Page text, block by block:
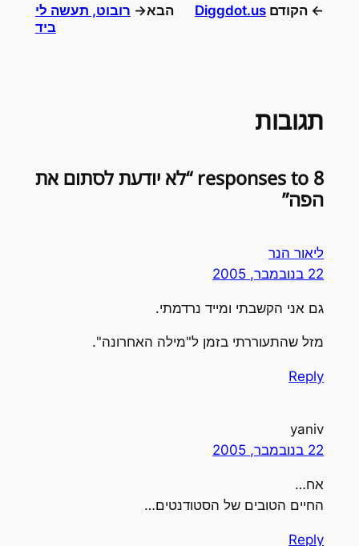
← הקודם Diggdot.us הבא→ רובוט, תעשה לי
ביד
תגובות
8 responses to “לא יודעת לסתום את
הפה”
ליאור הנר
22 בנובמבר, 2005
גם אני הקשבתי ומייד נרדמתי.
מזל שהתעוררתי בזמן ל"מילה האחרונה".
Reply
yaniv
22 בנובמבר, 2005
אח…
החיים הטובים של הסטודנטים…
Reply